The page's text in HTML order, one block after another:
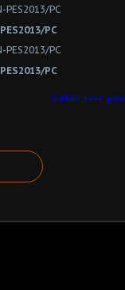
PC
PC
Vidéo:1ère